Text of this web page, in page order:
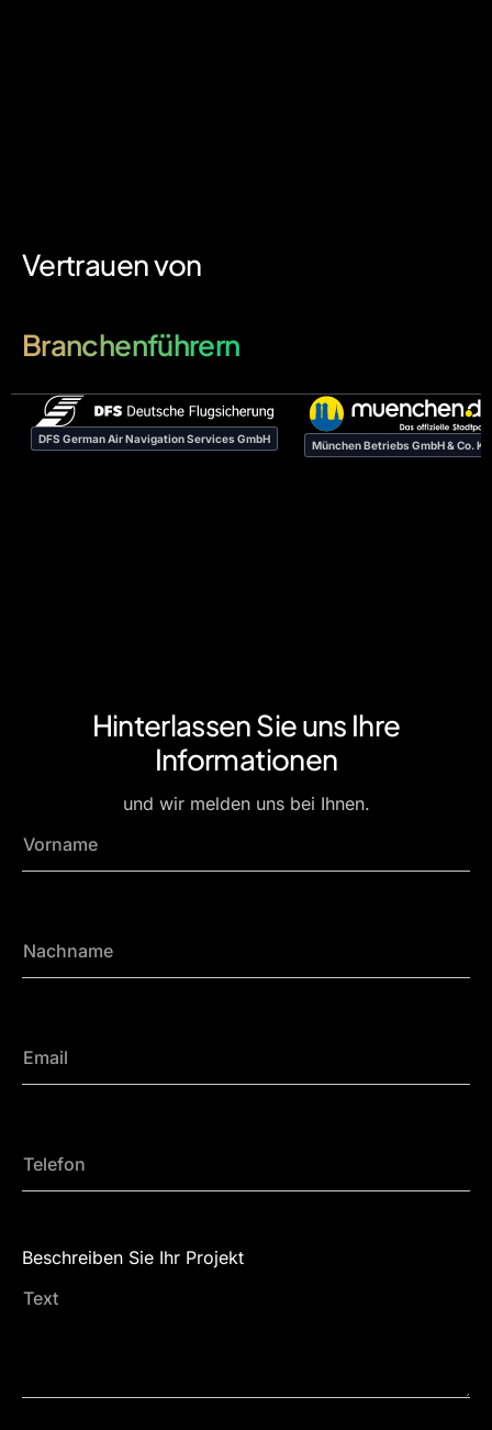
Vertrauen von
Branchenführern
DFS German Air Navigation Services GmbH München Betriebs GmbH & Co. KG
Hinterlassen Sie uns Ihre
Informationen
und wir melden uns bei Ihnen.
Beschreiben Sie Ihr Projekt